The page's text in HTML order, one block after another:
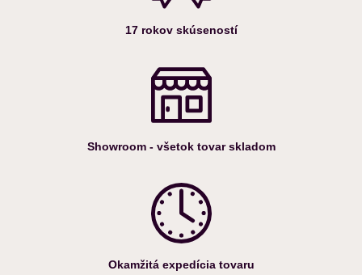
17 rokov skúseností
Showroom - všetok tovar skladom
Okamžitá expedícia tovaru